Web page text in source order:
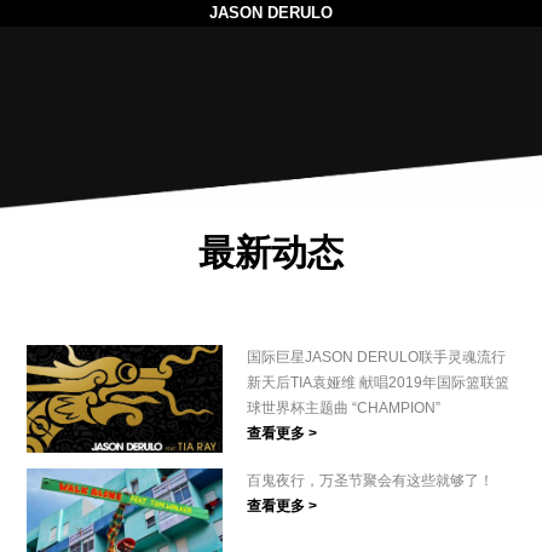
JASON DERULO
最新动态
国际巨星JASON DERULO联手灵魂流行
新天后TIA袁娅维 献唱2019年国际篮联篮
球世界杯主题曲 “CHAMPION”
查看更多 >
百鬼夜行，万圣节聚会有这些就够了！
查看更多 >